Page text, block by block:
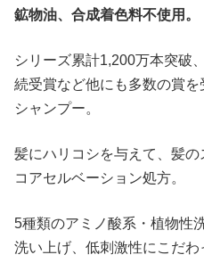
鉱物油、合成着色料不使用。
シリーズ累計1,200万本突破
続受賞など他にも多数の賞
シャンプー。
髪にハリコシを与えて、髪
コアセルベーション処方。
5種類のアミノ酸系・植物性
洗い上げ、低刺激性にこだ